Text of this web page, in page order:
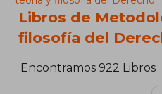
Libros de
filosofía del
Encontramos 922 Libros